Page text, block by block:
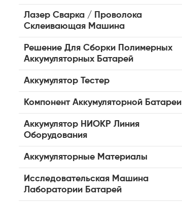
Лазер Сварка / Проволока
Склеивающая Машина
Решение Для Сборки Полимерных
Аккумуляторных Батарей
Аккумулятор Тестер
Компонент Аккумуляторной Батареи
Аккумулятор НИОКР Линия
Оборудования
Аккумуляторные Материалы
Исследовательская Машина
Лаборатории Батарей